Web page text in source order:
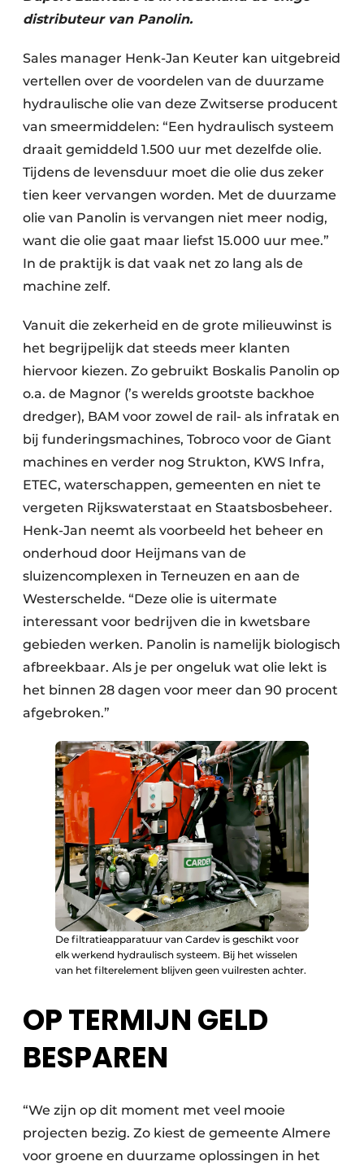
Duurzaamheid & Innovatie
Kopen/Huren/Leasen
Sloop & Recycling
Bouwtransport
Machines & Materieel
distributeur van Panolin.
Sales manager Henk-Jan Keuter kan uitgebreid
vertellen over de voordelen van de duurzame
hydraulische olie van deze Zwitserse producent
van smeermiddelen: “Een hydraulisch systeem
draait gemiddeld 1.500 uur met dezelfde olie.
Tijdens de levensduur moet die olie dus zeker
tien keer vervangen worden. Met de duurzame
olie van Panolin is vervangen niet meer nodig,
want die olie gaat maar liefst 15.000 uur mee.”
In de praktijk is dat vaak net zo lang als de
machine zelf.
Vanuit die zekerheid en de grote milieuwinst is
het begrijpelijk dat steeds meer klanten
hiervoor kiezen. Zo gebruikt Boskalis Panolin op
o.a. de Magnor (’s werelds grootste backhoe
dredger), BAM voor zowel de rail- als infratak en
bij funderingsmachines, Tobroco voor de Giant
machines en verder nog Strukton, KWS Infra,
ETEC, waterschappen, gemeenten en niet te
vergeten Rijkswaterstaat en Staatsbosbeheer.
Henk-Jan neemt als voorbeeld het beheer en
onderhoud door Heijmans van de
sluizencomplexen in Terneuzen en aan de
Westerschelde. “Deze olie is uitermate
interessant voor bedrijven die in kwetsbare
gebieden werken. Panolin is namelijk biologisch
afbreekbaar. Als je per ongeluk wat olie lekt is
het binnen 28 dagen voor meer dan 90 procent
afgebroken.”
De filtratieapparatuur van Cardev is geschikt voor
elk werkend hydraulisch systeem. Bij het wisselen
van het filterelement blijven geen vuilresten achter.
OP TERMIJN GELD
BESPAREN
“We zijn op dit moment met veel mooie
projecten bezig. Zo kiest de gemeente Almere
voor groene en duurzame oplossingen in het